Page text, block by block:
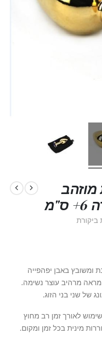
ביקורת
ומשובץ באבן יפהפייה
מרהיב עוצר נשימה.
של שני בני הזוג.
לאורך זמן רב מחוץ
מינית בכל זמן ומקום.